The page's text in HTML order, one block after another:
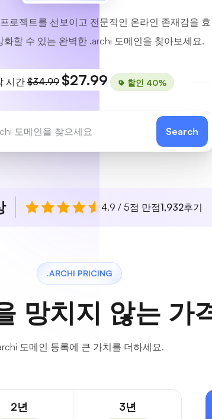
로젝트를 선보이고 전문적인 온라인 존재감을 효
화할 수 있는 완벽한 .archi 도메인을 찾아보세요.
시간$34.99 $27.99 할인 40%
Search
4.9 / 5점 만점1,932후기
.ARCHI PRICING
망치지 않는 가
도메인 등록에 큰 가치를 더하세요.
2년 3년